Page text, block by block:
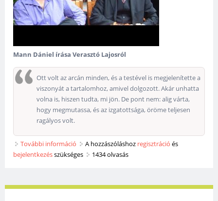
Mann Dániel írása Verasztó Lajosról
Ott volt az arcán minden, és a testével is megjelenítette a
viszonyát a tartalomhoz, amivel dolgozott. Akár unhatta
volna is, hiszen tudta, mi jön. De pont nem: alig várta,
hogy megmutassa, és az izgatottsága, öröme teljesen
ragályos volt.
További információ A Don tartalommal kapcsolatosan
A hozzászóláshoz regisztráció és
bejelentkezésszükséges 1434 olvasás